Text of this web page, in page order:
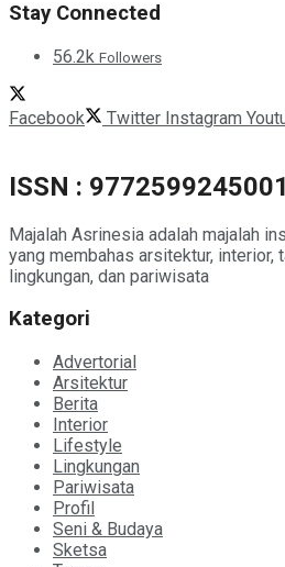
Stay Connected
56.2k Followers
Facebook Twitter Instagram
ISSN : 9772599245001
Majalah Asrinesia adalah majalah
yang membahas arsitektur, interior,
lingkungan, dan pariwisata
Kategori
Advertorial
Arsitektur
Berita
Interior
Lifestyle
Lingkungan
Pariwisata
Profil
Seni & Budaya
Sketsa